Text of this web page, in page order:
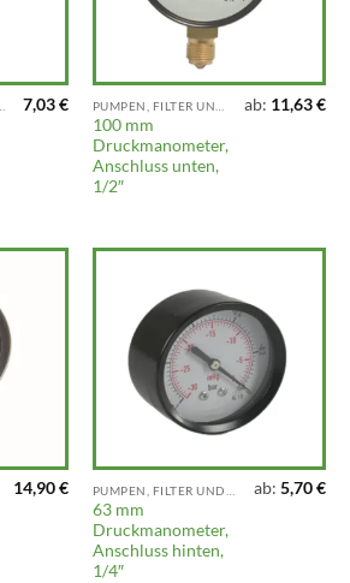
7,03€
100 mm
Druckmanometer,
Anschluss unten,
1/2″
ab: 11,63€
14,90€
63 mm
Druckmanometer,
Anschluss hinten,
1/4″
ab:5,70€